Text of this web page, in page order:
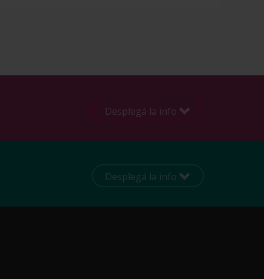
Desplegá la info
Desplegá la info